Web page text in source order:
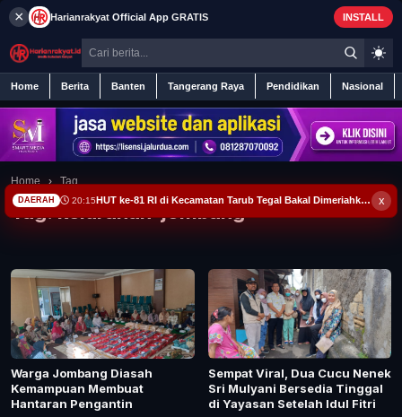
× Harianrakyat Official App GRATIS INSTALL
Home Berita Banten Tangerang Raya Pendidikan Nasional
Home
Berita
Iklan
Contact
Banten
Tangerang Raya
Home › Tag
Tag:kelurahan-jombang
Warga Jombang Diasah
Kemampuan Membuat
Hantaran Pengantin
Sempat Viral, Dua Cucu Nenek
Sri Mulyani Bersedia Tinggal
di Yayasan Setelah Idul Fitri
x
DAERAH 20:15 HUT ke-81 RI di Kecamatan Tarub Tegal Bakal Dimeriahkan Permainan Gobak Sodor